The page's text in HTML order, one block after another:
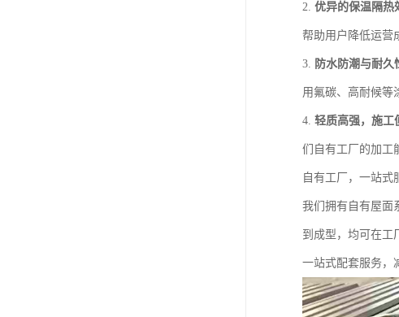
2. 优异的保温隔热
帮助用户降低运营
3. 防水防潮与耐久
用氟碳、高耐候等
4. 轻质高强，施工
们自有工厂的加工
自有工厂，一站式
我们拥有自有屋面
到成型，均可在工
一站式配套服务，